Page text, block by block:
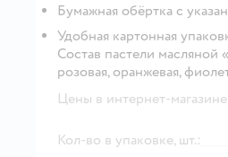
Бумажная обёртка с
Удобная картонная
Состав пастели масляной
розовая, оранжевая,
Цены в интернет-
Кол-во в упаковке, шт.: